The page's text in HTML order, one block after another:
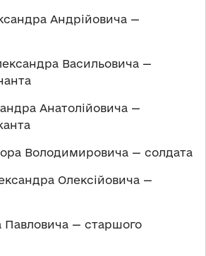
Андрійовича —
Васильовича —
Анатолійовича —
Володимировича — солдата
Олексійовича —
— старшого